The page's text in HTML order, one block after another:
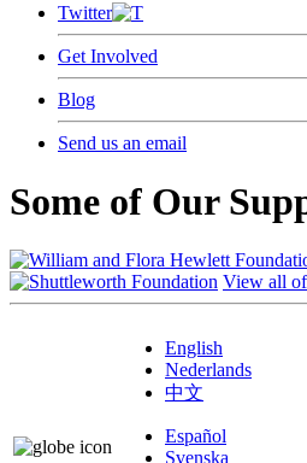
Twitter
Get Involved
Blog
Send us an email
Some of Our
View all
English
Nederlands
中文
Español
Svenska